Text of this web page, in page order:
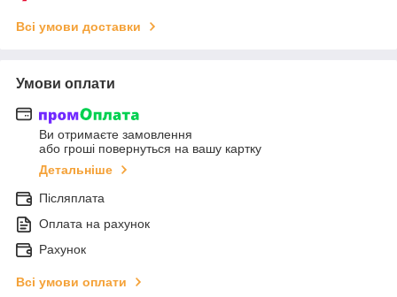
Всі умови доставки
Умови оплати
Ви отримаєте замовлення
або гроші повернуться на вашу картку
Детальніше
Післяплата
Оплата на рахунок
Рахунок
Всі умови оплати